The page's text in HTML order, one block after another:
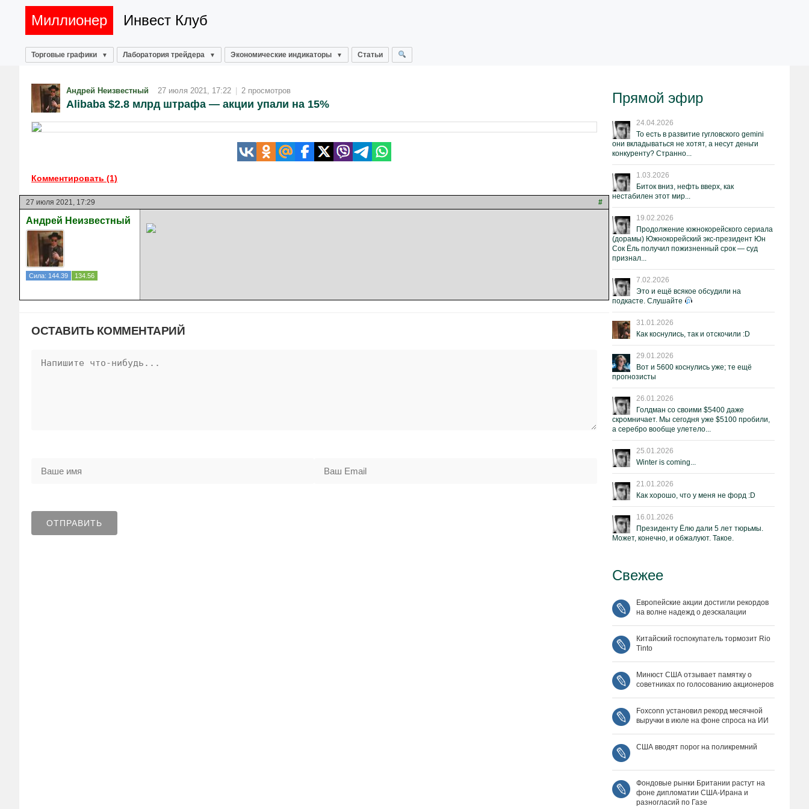
Миллионер Инвест Клуб
Торговые графики Лаборатория трейдера Экономические индикаторы Статьи
Андрей Неизвестный 27 июля 2021, 17:22 | 2 просмотров
Alibaba $2.8 млрд штрафа — акции упали на 15%
Комментировать (1)
27 июля 2021, 17:29 #
Андрей Неизвестный
Сила: 144.39 134.56
ОСТАВИТЬ КОММЕНТАРИЙ
Прямой эфир
24.04.2026
То есть в развитие гугловского gemini
они вкладываться не хотят, а несут деньги
конкуренту? Странно...
1.03.2026
Биток вниз, нефть вверх, как
нестабилен этот мир...
19.02.2026
Продолжение южнокорейского сериала
(дорамы) Южнокорейский экс-президент Юн
Сок Ёль получил пожизненный срок — суд
признал...
7.02.2026
Это и ещё всякое обсудили на
подкасте. Слушайте
31.01.2026
Как коснулись, так и отскочили :D
29.01.2026
Вот и 5600 коснулись уже; те ещё
прогнозисты
26.01.2026
Голдман со своими $5400 даже
скромничает. Мы сегодня уже $5100 пробили,
а серебро вообще улетело...
25.01.2026
Winter is coming...
21.01.2026
Как хорошо, что у меня не форд :D
16.01.2026
Президенту Ёлю дали 5 лет тюрьмы.
Может, конечно, и обжалуют. Такое.
Свежее
Европейские акции достигли рекордов
на волне надежд о деэскалации
Китайский госпокупатель тормозит Rio
Tinto
Минюст США отзывает памятку о
советниках по голосованию акционеров
Foxconn установил рекорд месячной
выручки в июле на фоне спроса на ИИ
США вводят порог на поликремний
Фондовые рынки Британии растут на
фоне дипломатии США‑Ирана и
разногласий по Газе